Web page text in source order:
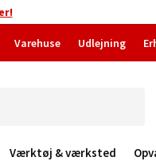
Varehuse Udlejning
Værktøj & værksted